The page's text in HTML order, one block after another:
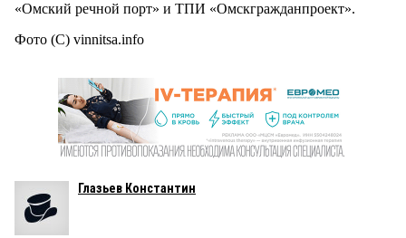
«Омский речной порт» и ТПИ «Омскгражданпроект».
Фото (С) vinnitsa.info
Глазьев Константин